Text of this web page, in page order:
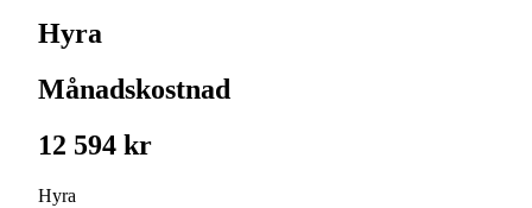
Hyra
Månadskostnad
12 594 kr
Hyra